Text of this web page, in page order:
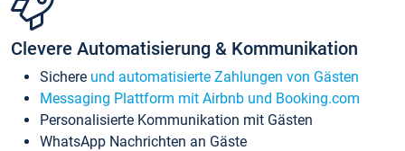
Clevere Automatisierung & Kommunikation
Sichere und automatisierte Zahlungen von Gästen
Messaging Plattform mit Airbnb und Booking.com
Personalisierte Kommunikation mit Gästen
WhatsApp Nachrichten an Gäste